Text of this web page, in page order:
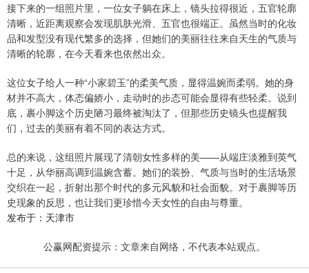
接下来的一组照片里，一位女子躺在床上，镜头拉得很近，五官轮廓
清晰，近距离观察会发现肌肤光滑、五官也很端正。虽然当时的化妆
品和发型没有现代繁多的选择，但她们的美丽往往来自天生的气质与
清晰的轮廓，在今天看来也依然出众。
这位女子给人一种“小家碧玉”的柔美气质，显得温婉而柔弱。她的身
材并不高大，体态偏娇小，走动时的步态可能会显得有些轻柔。说到
底，裹小脚这个历史陋习最终被淘汰了，但那些历史镜头也提醒我
们，过去的美丽有着不同的表达方式。
总的来说，这组照片展现了清朝女性多样的美——从端庄淡雅到英气
十足，从华丽高调到温婉含蓄。她们的装扮、气质与当时的生活场景
交织在一起，折射出那个时代的多元风貌和社会面貌。对于裹脚等历
史现象的反思，也让我们更珍惜今天女性的自由与尊重。
发布于：天津市
公赢网配资提示：文章来自网络，不代表本站观点。